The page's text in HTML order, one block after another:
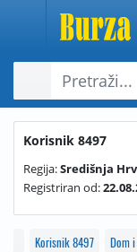
Korisnik 8497
Regija:Središnja
Registriran od:
Korisnik 8497 Dom